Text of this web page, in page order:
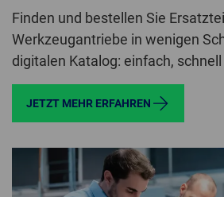
Finden und bestellen Sie
Werkzeugantriebe in wenigen
digitalen Katalog: einfach,
JETZT MEHR ERFAHREN